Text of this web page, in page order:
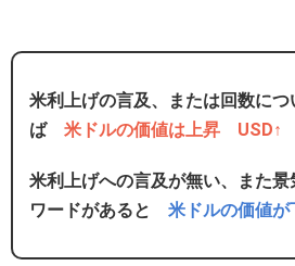
米利上げの言及、または回数に
ば 米ドルの価値は上昇 USD↑
米利上げへの言及が無い、また
ワードがあると 米ドルの価値